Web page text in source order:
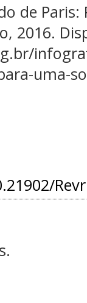
de
2016.
uma-